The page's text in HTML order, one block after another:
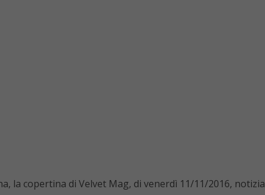
la copertina di Velvet Mag, di venerdì 11/11/2016, notizia